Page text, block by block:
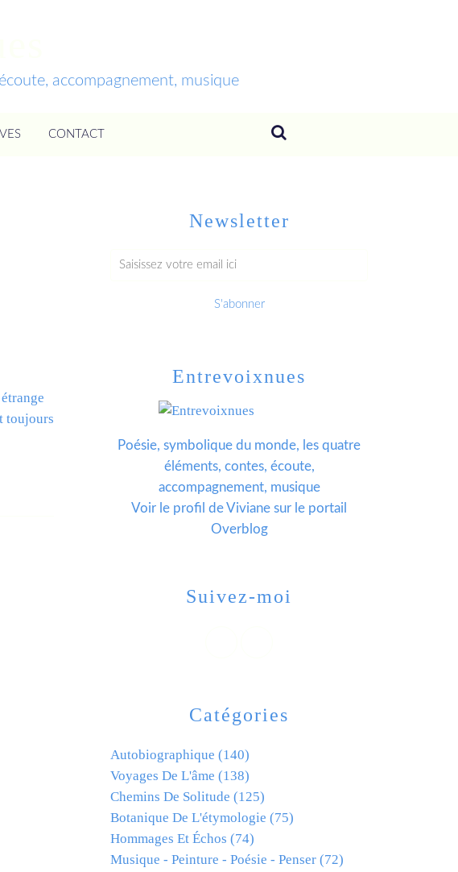
accompagnement, musique
CONTACT
toujours
Newsletter
Catégories
Autobiographique (140)
Voyages De L'âme (138)
Chemins De Solitude (125)
Botanique De L'étymologie (75)
Hommages Et Échos (74)
Musique - Peinture - Poésie - Penser (72)
Entrevoixnues
Poésie, symbolique du monde, les quatre
éléments, contes, écoute,
accompagnement, musique
Voir le profil deViviane sur le portail
Overblog
Suivez-moi